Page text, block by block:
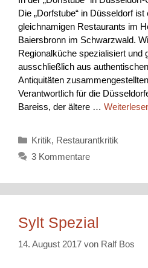
Die „Dorfstube“ in Düsseldorf ist
gleichnamigen Restaurants im
Baiersbronn im Schwarzwald.
Regionalküche spezialisiert und
ausschließlich aus
Antiquitäten
Verantwortlich für die
Bareiss, der ältere …
Kategorien
Kritik, Restaurantkritik
3 Kommentare
Sylt Spezial
14. August 2017 von Ralf Bos